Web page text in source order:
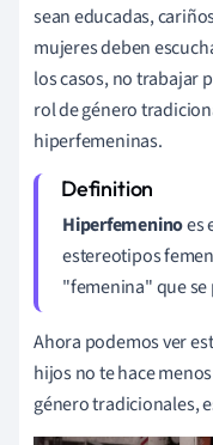
sean educadas,
mujeres deben
los casos, no trabajar
rol de género
hiperfemeninas.
Hiperfemeninoes
estereotipos
"femenina" que se
Ahora podemos ver
hijos no te hace
género tradicionales,